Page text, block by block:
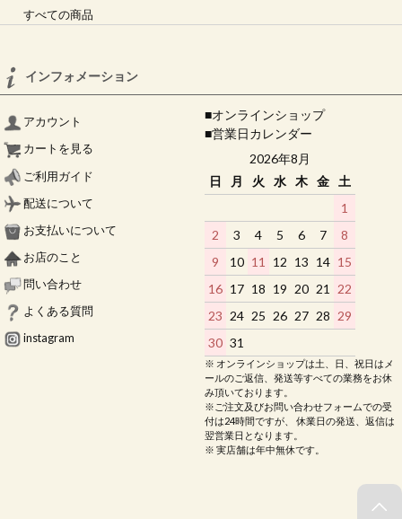
すべての商品
インフォメーション
アカウント
カートを見る
ご利用ガイド
配送について
お支払いについて
お店のこと
問い合わせ
よくある質問
instagram
■オンラインショップ
■営業日カレンダー
2026年8月
日
月 火 水 木 金
土
1
2
3 4 5 6 7
8
9
10 11 12 13 14 15
16 17 18 19 20 21
22
23 24 25 26 27 28 29
30 31
※ オンラインショップは土、日、祝日はメ
ールのご返信、発送等すべての業務をお休
み頂いております。
※ご注文及びお問い合わせフォームでの受
付は24時間ですが、 休業日の発送、返信は
翌営業日となります。
※ 実店舗は年中無休です。